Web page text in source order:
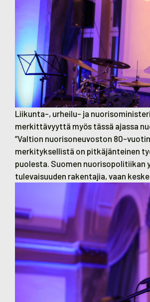
Liikunta-, urheilu- ja nuorisoministeri
merkittävyyttä myös tässä ajassa
”Valtion nuorisoneuvoston 80-
merkityksellistä on pitkäjänteinen
puolesta. Suomen nuorisopolitiikan
tulevaisuuden rakentajia, vaan
Liikunta-, urheilu- ja